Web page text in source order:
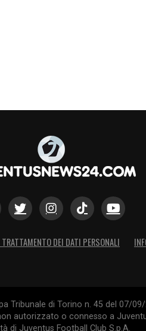
DEI DATI PERSONALI
di Torino n. 45 del 07/
autorizzato o connesso a
di Juventus Football Club S.p.A.